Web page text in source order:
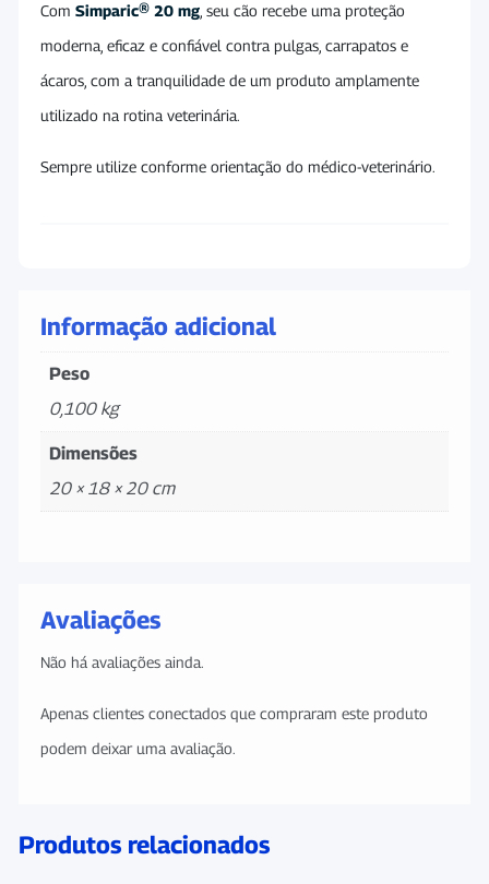
Com Simparic® 20 mg , seu cão recebe uma proteção
moderna, eficaz e confiável contra pulgas, carrapatos e
ácaros, com a tranquilidade de um produto amplamente
utilizado na rotina veterinária.
Sempre utilize conforme orientação do médico-veterinário.
Informação adicional
Peso
0,100 kg
Dimensões
20 × 18 × 20 cm
Avaliações
Não há avaliações ainda.
Apenas clientes conectados que compraram este produto
podem deixar uma avaliação.
Produtos relacionados